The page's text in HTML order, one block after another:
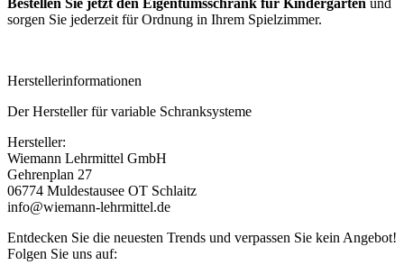
Bestellen Sie jetzt den Eigentumsschrank für Kindergärten und
sorgen Sie jederzeit für Ordnung in Ihrem Spielzimmer.
Herstellerinformationen
Der Hersteller für variable Schranksysteme
Hersteller:
Wiemann Lehrmittel GmbH
Gehrenplan 27
06774 Muldestausee OT Schlaitz
info@wiemann-lehrmittel.de
Entdecken Sie die neuesten Trends und verpassen Sie kein Angebot!
Folgen Sie uns auf: